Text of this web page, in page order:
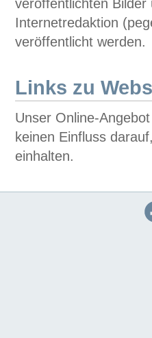
veröffentlichten
Internetredaktion
veröffentlicht werden.
Links zu
Unser Online-
keinen Einfluss
einhalten.